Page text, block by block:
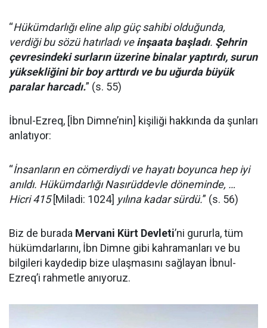
“Hükümdarlığı eline alıp güç sahibi olduğunda,
verdiği bu sözü hatırladı veinşaata başladı. Şehrin
çevresindeki surların üzerine binalar yaptırdı, surun
yüksekliğini bir boy arttırdı ve bu uğurda büyük
paralar harcadı.” (s. 55)
İbnul-Ezreq, [İbn Dimne’nin] kişiliği hakkında da şunları
anlatıyor:
“İnsanların en cömerdiydi ve hayatı boyunca hep iyi
anıldı. Hükümdarlığı Nasırüddevle döneminde, …
Hicri 415[Miladi: 1024] yılına kadar sürdü.” (s. 56)
Biz de burada Mervani Kürt Devleti’ni gururla, tüm
hükümdarlarını, İbn Dimne gibi kahramanları ve bu
bilgileri kaydedip bize ulaşmasını sağlayan İbnul-
Ezreq’i rahmetle anıyoruz.